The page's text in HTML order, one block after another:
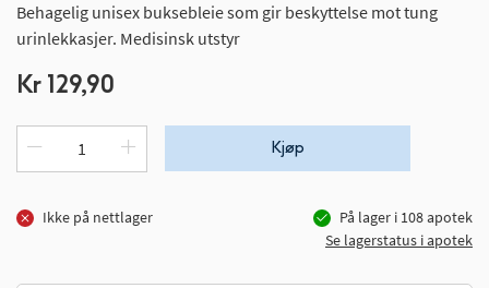
Behagelig unisex buksebleie som gir beskyttelse mot tung
urinlekkasjer. Medisinsk utstyr
Kr 129,90
Kjøp
Ikke på nettlager På lager i 108apotek
Se lagerstatus i apotek